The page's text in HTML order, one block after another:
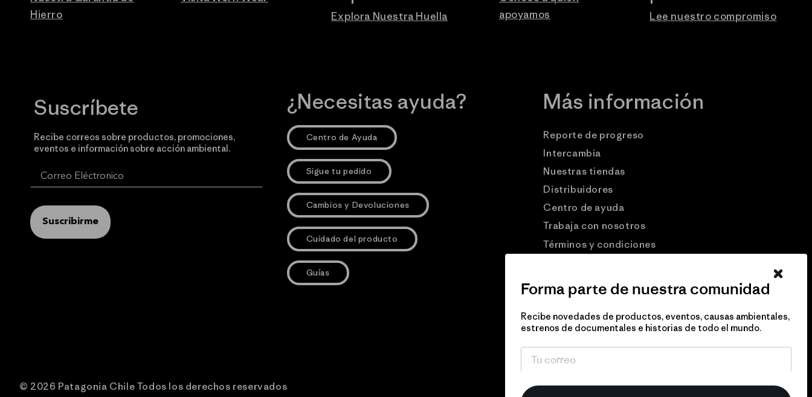
Hierro
Explora Nuestra Huella
apoyamos
Lee nuestro compromiso
Suscríbete
Recibe correos sobre productos, promociones,
eventos e información sobre acción ambiental.
Suscribirme
¿Necesitas ayuda?
Centro de Ayuda
Sigue tu pedido
Cambios y Devoluciones
Cuidado del producto
Guías
Más información
Reporte de progreso
Intercambia
Nuestras tiendas
Distribuidores
Centro de ayuda
Trabaja con nosotros
Términos y condiciones
Comunidad Pro
Eventos
Politicas de privacidad
© 2026 Patagonia Chile Todos los derechos reservados
Forma parte de nuestra comunidad
Recibe novedades de productos, eventos, causas ambientales,
estrenos de documentales e historias de todo el mundo.